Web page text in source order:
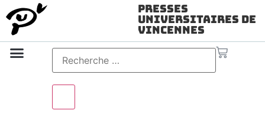
Presses
Universitaires de
Vincennes